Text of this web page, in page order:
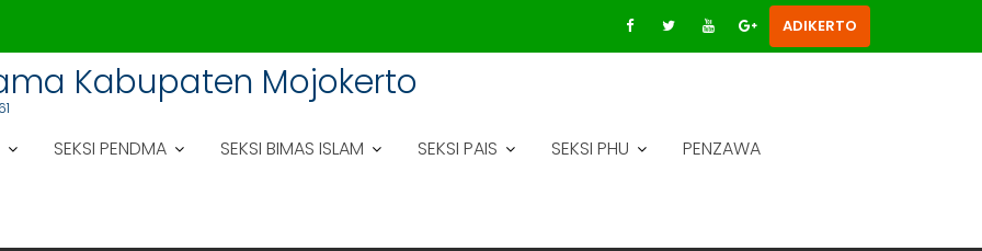
ADIKERTO
Kabupaten Mojokerto
SEKSI PENDMA SEKSI BIMAS ISLAM SEKSI PAIS SEKSI PHU PENZAWA